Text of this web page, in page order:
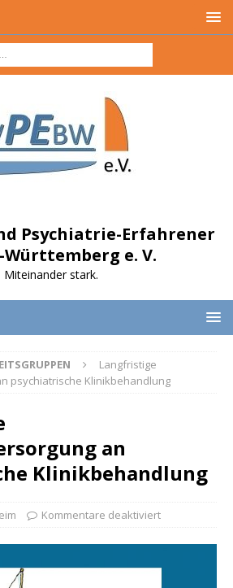
Psychiatrie-Erfahrener
Württemberg e. V.
Miteinander stark.
Langfristige
psychiatrische Klinikbehandlung
an
Klinikbehandlung
Kommentare deaktiviert